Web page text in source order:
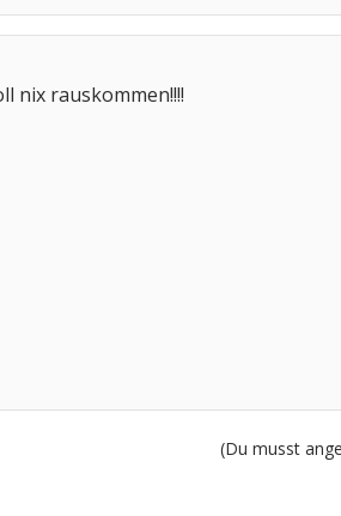
nix rauskommen!!!!
(Du musst